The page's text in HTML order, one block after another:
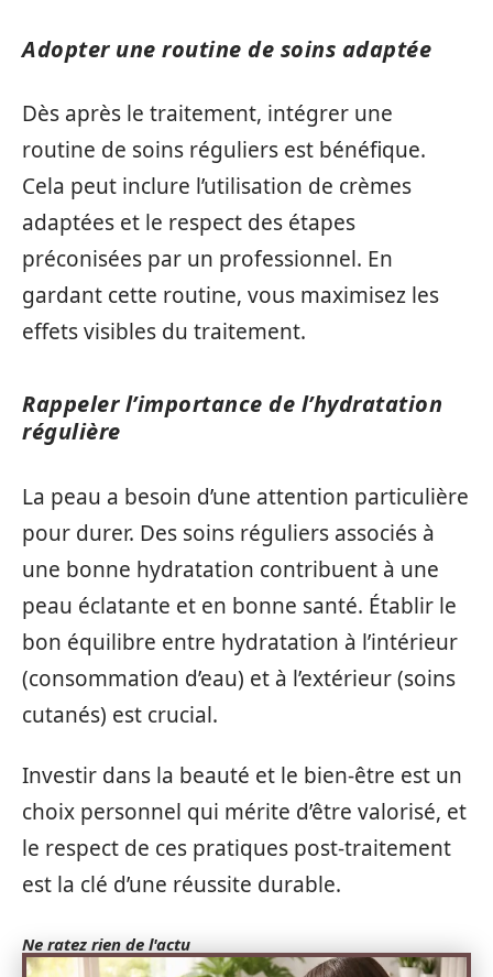
Adopter une routine de soins adaptée
Dès après le traitement, intégrer une
routine de soins réguliers est bénéfique.
Cela peut inclure l’utilisation de crèmes
adaptées et le respect des étapes
préconisées par un professionnel. En
gardant cette routine, vous maximisez les
effets visibles du traitement.
Rappeler l’importance de l’hydratation
régulière
La peau a besoin d’une attention particulière
pour durer. Des soins réguliers associés à
une bonne hydratation contribuent à une
peau éclatante et en bonne santé. Établir le
bon équilibre entre hydratation à l’intérieur
(consommation d’eau) et à l’extérieur (soins
cutanés) est crucial.
Investir dans la beauté et le bien-être est un
choix personnel qui mérite d’être valorisé, et
le respect de ces pratiques post-traitement
est la clé d’une réussite durable.
Ne ratez rien de l'actu